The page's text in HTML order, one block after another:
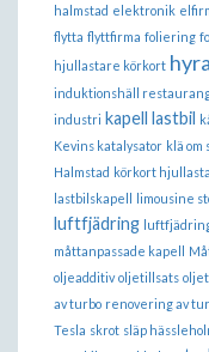
halmstad elektronik
flytta flyttfirma foliering
hjullastare körkort
induktionshäll
industri kapell lastbil
Kevins katalysator klä om
Halmstad körkort
lastbilskapell limousine
luftfjädring
måttanpassade kapell
oljeadditiv oljetillsats
av turbo renovering av
Tesla skrot släp